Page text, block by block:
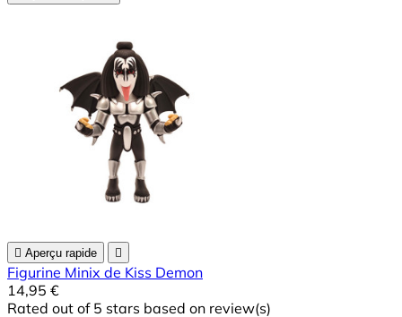
 Aperçu rapide 
Figurine Minix de Kiss Demon
14,95 €
Rated out of 5 stars based on review(s)